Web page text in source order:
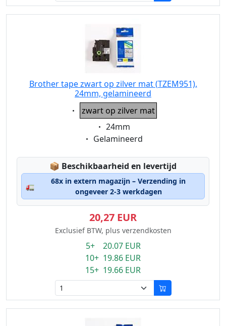
Brother tape zwart op zilver mat (TZEM951),
24mm, gelamineerd
Eigenschaft:
zwart op zilver mat
Eigenschaft:
24mm
Eigenschaft:
Gelamineerd
📦 Lagerstatus:
Beschikbaarheid en levertijd
🚛
68x in extern magazijn – Verzending in
ongeveer 2-3 werkdagen
20,27 EUR
Exclusief BTW, plus verzendkosten
5+ 20.07 EUR
10+ 19.86 EUR
15+ 19.66 EUR